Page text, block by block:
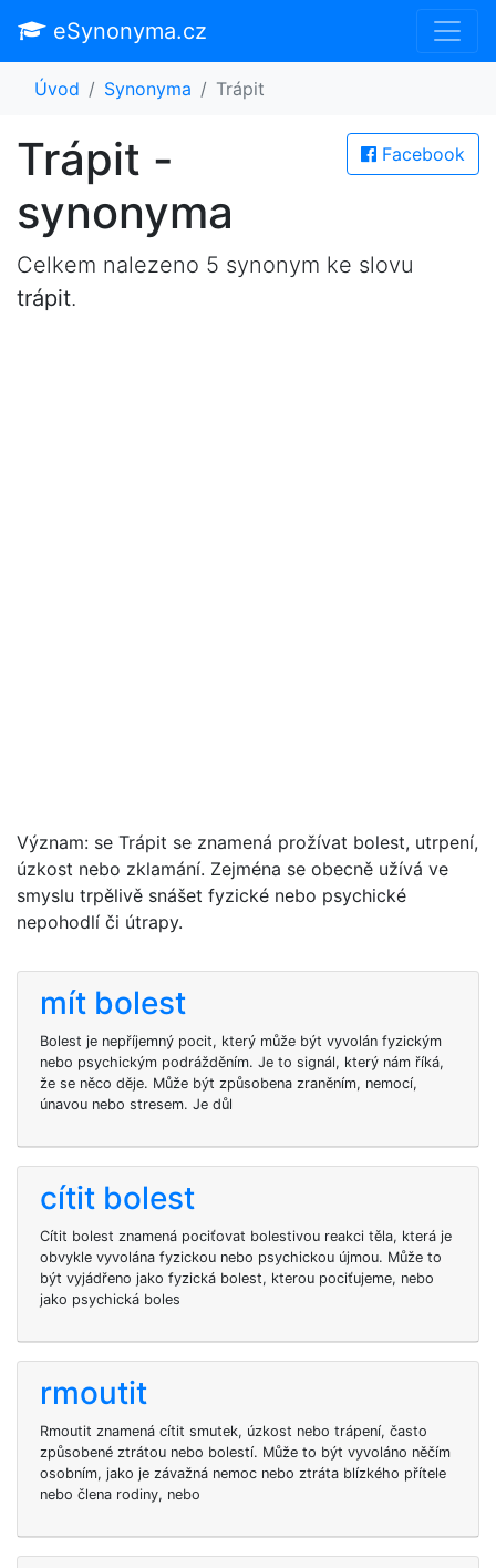
eSynonyma.cz
Úvod Synonyma Trápit
Facebook
Trápit -
synonyma
Celkem nalezeno 5 synonym ke slovu
trápit.
Význam: se Trápit se znamená prožívat bolest, utrpení,
úzkost nebo zklamání. Zejména se obecně užívá ve
smyslu trpělivě snášet fyzické nebo psychické
nepohodlí či útrapy.
mít bolest
Bolest je nepříjemný pocit, který může být vyvolán fyzickým
nebo psychickým podrážděním. Je to signál, který nám říká,
že se něco děje. Může být způsobena zraněním, nemocí,
únavou nebo stresem. Je důl
cítit bolest
Cítit bolest znamená pociťovat bolestivou reakci těla, která je
obvykle vyvolána fyzickou nebo psychickou újmou. Může to
být vyjádřeno jako fyzická bolest, kterou pociťujeme, nebo
jako psychická boles
rmoutit
Rmoutit znamená cítit smutek, úzkost nebo trápení, často
způsobené ztrátou nebo bolestí. Může to být vyvoláno něčím
osobním, jako je závažná nemoc nebo ztráta blízkého přítele
nebo člena rodiny, nebo